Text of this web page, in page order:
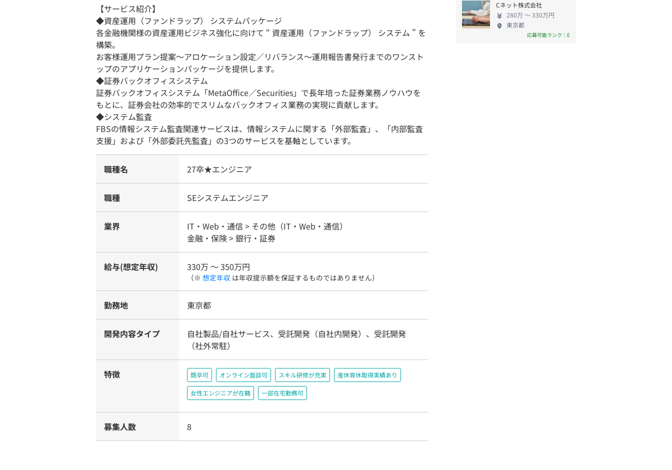
【サービス紹介】
◆資産運用（ファンドラップ） システムパッケージ
各金融機関様の資産運用ビジネス強化に向けて “ 資産運用（ファンドラップ） システム ” を
構築。
お客様運用プラン提案～アロケーション設定／リバランス〜運用報告書発行までのワンスト
ップのアプリケーションパッケージを提供します。
◆証券バックオフィスシステム
証券バックオフィスシステム「MetaOffice／Securities」で長年培った証券業務ノウハウを
もとに、証券会社の効率的でスリムなバックオフィス業務の実現に貢献します。
◆システム監査
FBSの情報システム監査関連サービスは、情報システムに関する「外部監査」、「内部監査
支援」および「外部委託先監査」の3つのサービスを基軸としています。
職種名 27卒★エンジニア
職種 SEシステムエンジニア
業界
IT・Web・通信 > その他（IT・Web・通信）
金融・保険 > 銀行・証券
給与(想定年収) 330万 〜 350万円
（※ 想定年収 は年収提示額を保証するものではありません）
勤務地 東京都
開発内容タイプ
自社製品/自社サービス、受託開発（自社内開発）、受託開発
（社外常駐）
特徴 既卒可 オンライン面談可 スキル研修が充実 産休育休取得実績あり
女性エンジニアが在籍 一部在宅勤務可
募集人数 8
Cネット株式会社
280万 〜 330万円
東京都
応募可能ランク：E